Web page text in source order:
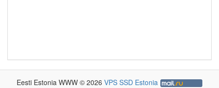
Eesti Estonia WWW © 2026 VPS SSD Estonia